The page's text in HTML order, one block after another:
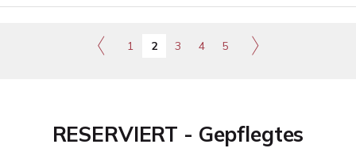
1 2 3 4 5
RESERVIERT - Gepflegtes